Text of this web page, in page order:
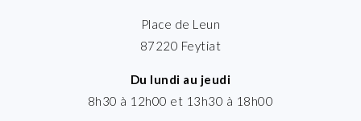
Place de Leun
87220 Feytiat
Du lundi au jeudi
8h30 à 12h00 et 13h30 à 18h00